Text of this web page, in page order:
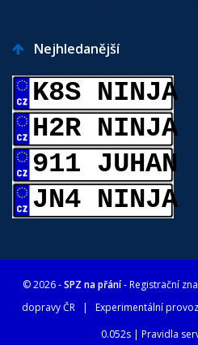
Nejhledanější
K8S NINJA
H2R NINJA
911 JUHAN
JN4 NINJA
© 2026 -SPZ na přání- Registrační
dopravy ČR| Experimentální provoz
0.052s | Pravidla